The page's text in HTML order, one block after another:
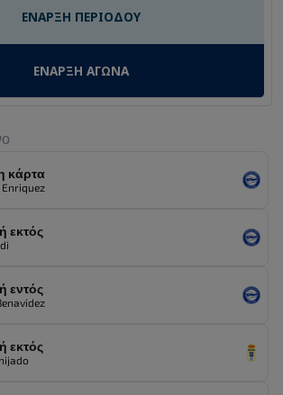
ΕΝΑΡΞΗ ΠΕΡΙΟΔΟΥ
ΕΝΑΡΞΗ ΑΓΩΝΑ
κάρτα
εκτός
εντός
εκτός